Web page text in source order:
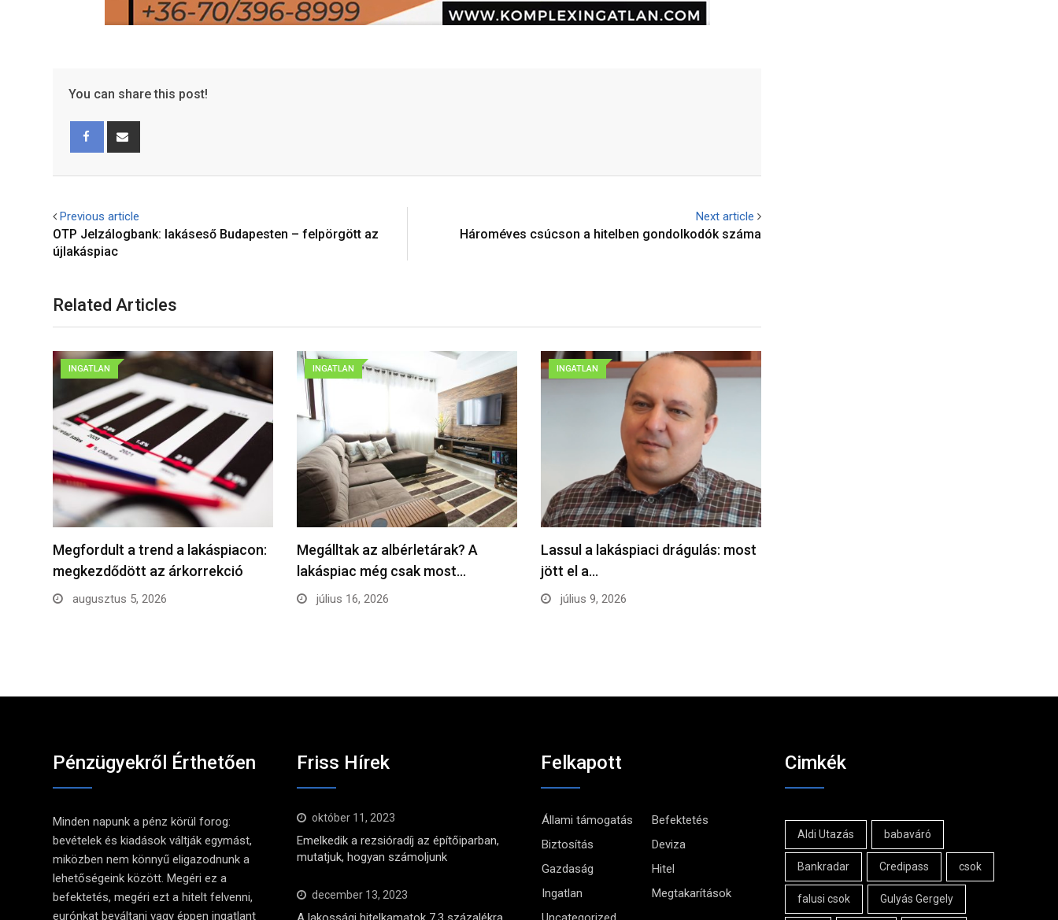
You can share this post!
Previous article
OTP Jelzálogbank: lakáseső Budapesten – felpörgött az
újlakáspiac
Next article
Hároméves csúcson a hitelben gondolkodók száma
Related Articles
INGATLAN
Megfordult a trend a lakáspiacon:
megkezdődött az árkorrekció
augusztus 5, 2026
INGATLAN
Megálltak az albérletárak? A
lakáspiac még csak most…
július 16, 2026
INGATLAN
Lassul a lakáspiaci drágulás: most
jött el a…
július 9, 2026
Pénzügyekről Érthetően
Minden napunk a pénz körül forog:
bevételek és kiadások váltják egymást,
miközben nem könnyű eligazodnunk a
lehetőségeink között. Megéri ez a
befektetés, megéri ezt a hitelt felvenni,
eurónkat beváltani vagy éppen ingatlant
Friss Hírek
október 11, 2023
Emelkedik a rezsióradíj az építőiparban,
mutatjuk, hogyan számoljunk
december 13, 2023
Felkapott
Állami támogatás
Befektetés
Biztosítás
Deviza
Gazdaság
Hitel
Ingatlan
Megtakarítások
Cimkék
Aldi Utazás babaváró
Bankradar Credipass csok
falusi csok Gulyás Gergely